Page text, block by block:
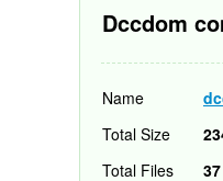
Dccdom
Name
Total Size
Total Files
37